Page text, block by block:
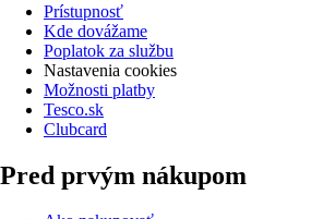
Prístupnosť
Kde dovážame
Poplatok za službu
Nastavenia cookies
Možnosti platby
Tesco.sk
Clubcard
Pred prvým nákupom